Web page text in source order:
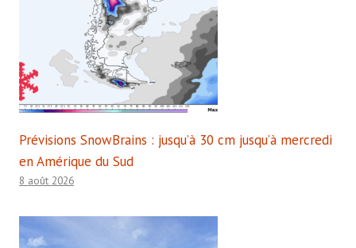
Prévisions SnowBrains : jusqu’à 30 cm jusqu’à mercredi
en Amérique du Sud
8 août 2026